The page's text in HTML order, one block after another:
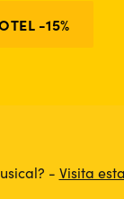
-15%
- Visita